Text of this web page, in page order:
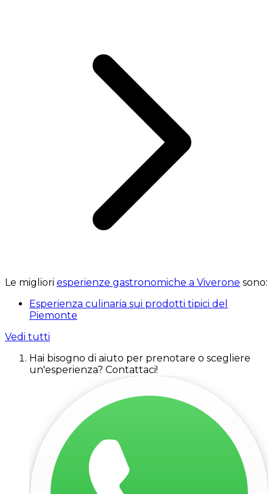
Le migliori esperienze gastronomiche a Viverone sono:
Esperienza culinaria sui prodotti tipici del
Piemonte
Vedi tutti
Hai bisogno di aiuto per prenotare o scegliere
un'esperienza? Contattaci!